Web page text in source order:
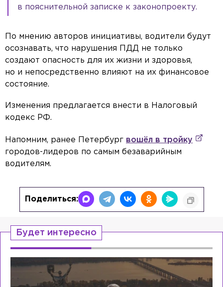
в пояснительной записке к законопроекту.
По мнению авторов инициативы, водители будут
осознавать, что нарушения ПДД не только
создают опасность для их жизни и здоровья,
но и непосредственно влияют на их финансовое
состояние.
Изменения предлагается внести в Налоговый
кодекс РФ.
Напомним, ранее Петербург вошёл в тройку
городов-лидеров по самым безаварийным
водителям.
Поделиться:
Будет интересно